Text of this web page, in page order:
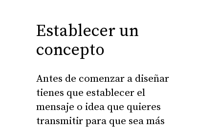
Establecer un
concepto
Antes de comenzar a diseñar
tienes que establecer el
mensaje o idea que quieres
transmitir para que sea más